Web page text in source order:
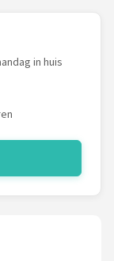
in huis